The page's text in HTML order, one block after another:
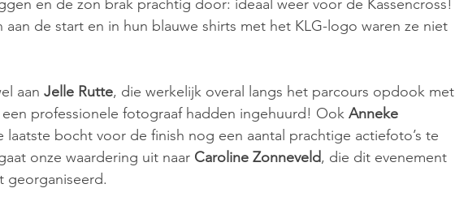
en de zon brak prachtig door: ideaal weer voor de Kassencross!
aan de start en in hun blauwe shirts met het KLG-logo waren ze niet
aan Jelle Rutte, die werkelijk overal langs het parcours opdook met
een professionele fotograaf hadden ingehuurd! Ook Anneke
laatste bocht voor de finish nog een aantal prachtige actiefoto’s te
onze waardering uit naar Caroline Zonneveld, die dit evenement
georganiseerd.